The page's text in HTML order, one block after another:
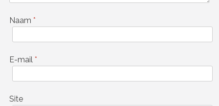
Naam *
E-mail *
Site